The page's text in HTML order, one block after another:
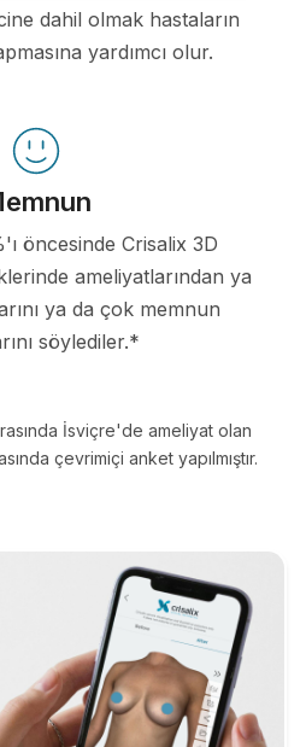
dahil olmak hastaların
yardımcı olur.
öncesinde Crisalix 3D
ameliyatlarından ya
ya da çok memnun
söylediler.*
İsviçre'de ameliyat olan
çevrimiçi anket yapılmıştır.